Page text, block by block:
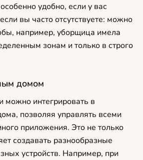
удобно, если у вас
вы часто отсутствуете: можно
например, уборщица имела
зонам и только в строго
домом
можно интегрировать в
позволяя управлять всеми
приложения. Это не только
создавать разнообразные
устройств. Например, при